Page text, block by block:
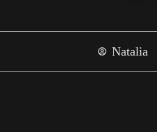
Natalia